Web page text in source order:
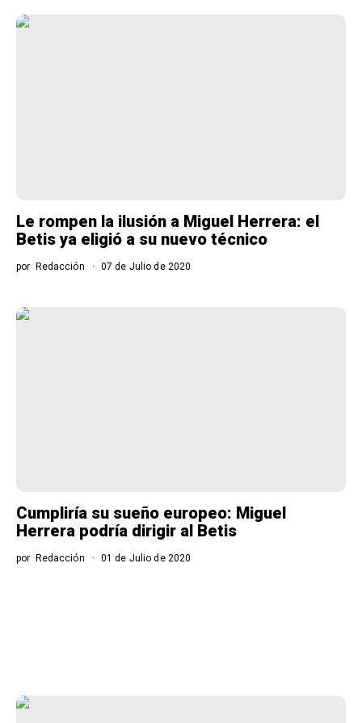
Le rompen la ilusión a Miguel Herrera: el
Betis ya eligió a su nuevo técnico
por Redacción 07 de Julio de 2020
Cumpliría su sueño europeo: Miguel
Herrera podría dirigir al Betis
por Redacción 01 de Julio de 2020